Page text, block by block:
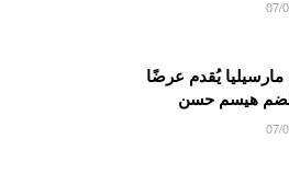
مارسيليا يُقدم عرضًا
هيسم حسن